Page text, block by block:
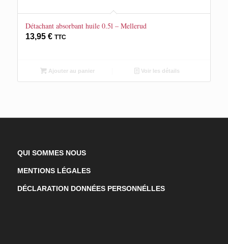
Détachant absorbant huile 0.5l – Mellerud
13,95 € TTC
Ajouter au panier Voir les détails
QUI SOMMES NOUS
MENTIONS LÉGALES
DÉCLARATION DONNÉES PERSONNÉLLES